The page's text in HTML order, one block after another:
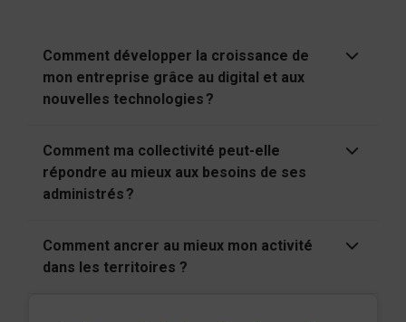
Comment développer la croissance de
mon entreprise grâce au digital et aux
nouvelles technologies ?
Comment ma collectivité peut-elle
répondre au mieux aux besoins de ses
administrés ?
Comment ancrer au mieux mon activité
dans les territoires ?